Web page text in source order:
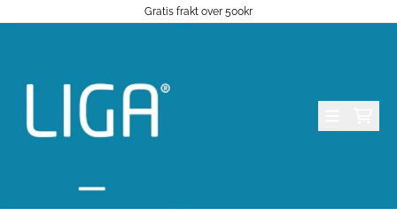
Gratis frakt over 500kr